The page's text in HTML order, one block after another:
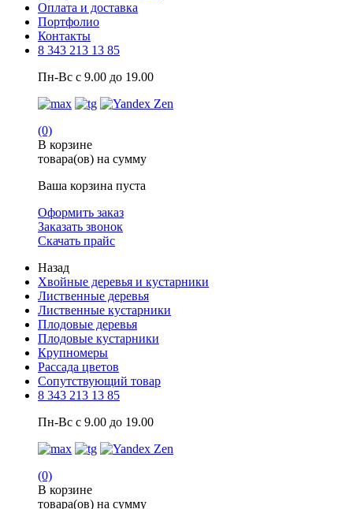
Оплата и доставка
Портфолио
Контакты
8 343 213 13 85
Пн-Вс с 9.00 до 19.00
(0)
В корзине
товара(ов) на сумму
Ваша корзина пуста
Оформить заказ
Заказать звонок
Скачать прайс
Назад
Хвойные деревья и кустарники
Лиственные деревья
Лиственные кустарники
Плодовые деревья
Плодовые кустарники
Крупномеры
Рассада цветов
Сопутствующий товар
8 343 213 13 85
Пн-Вс с 9.00 до 19.00
(0)
В корзине
товара(ов) на сумму